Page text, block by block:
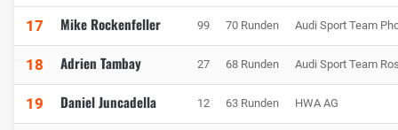
17 Mike Rockenfeller 99 70 Runden Audi Sport Team
18 Adrien Tambay 27 68 Runden Audi Sport Team
19 Daniel Juncadella 12 63 Runden HWA AG